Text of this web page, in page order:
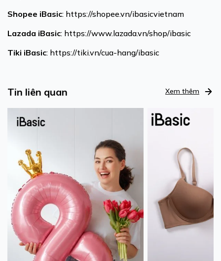
Shopee iBasic: https://shopee.vn/ibasicvietnam
Lazada iBasic: https://www.lazada.vn/shop/ibasic
Tiki iBasic: https://tiki.vn/cua-hang/ibasic
Tin liên quan Xem thêm